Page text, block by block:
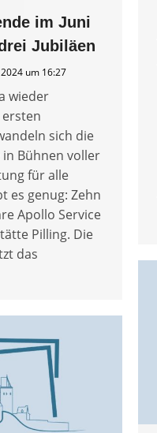
im Juni
Jubiläen
um 16:27
wieder
sich die
Bühnen voller
für alle
es genug: Zehn
Apollo Service
Pilling. Die
das